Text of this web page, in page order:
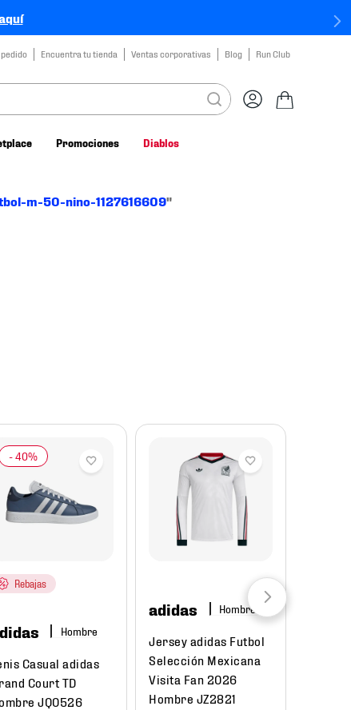
Encuentra tu tienda Ventas corporativas Blog Run Club
Promociones Diablos
m-50-nino-1127616609"
Rebajas
Hombre
Casual adidas
Court TD
JQ0526
adidas Hombre
Jersey adidas Futbol
Selección Mexicana
Visita Fan 2026
Hombre JZ2821